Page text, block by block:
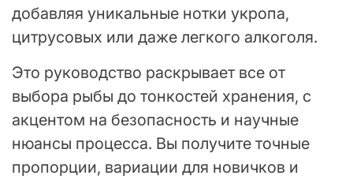
добавляя уникальные нотки укропа,
цитрусовых или даже легкого алкоголя.
Это руководство раскрывает все от
выбора рыбы до тонкостей хранения, с
акцентом на безопасность и научные
нюансы процесса. Вы получите точные
пропорции, вариации для новичков и